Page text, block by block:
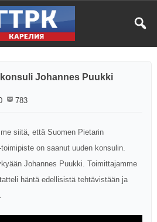
Johannes Puukki
783
siitä, että Suomen Pietarin
on saanut uuden konsulin.
Johannes Puukki. Toimittajamme
häntä edellisistä tehtävistään ja